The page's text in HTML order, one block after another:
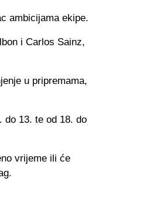
ambicijama ekipe.
i Carlos Sainz,
u pripremama,
do 13. te od 18. do
vrijeme ili će